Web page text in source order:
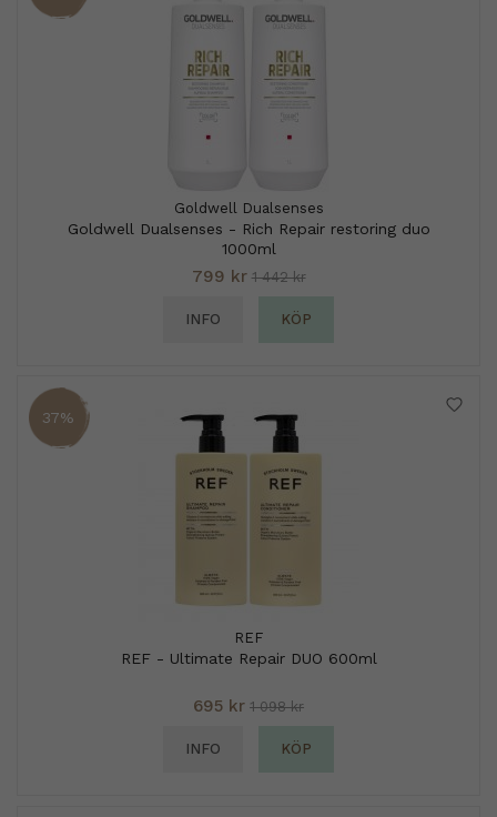
Goldwell Dualsenses
Goldwell Dualsenses - Rich Repair restoring duo
1000ml
799 kr 1 442 kr
INFO KÖP
37%
REF
REF - Ultimate Repair DUO 600ml
695 kr 1 098 kr
INFO KÖP